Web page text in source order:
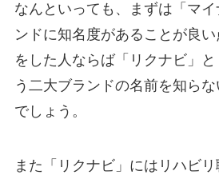
なんといっても、まずは「マ
ンドに知名度があることが良
をした人ならば「リクナビ」
う二大ブランドの名前を知ら
でしょう。
また「リクナビ」にはリハビ